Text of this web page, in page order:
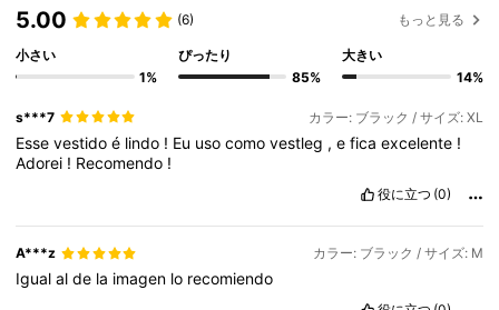
5.00 (6) もっと見る
小さい
1%
ぴったり
85%
大きい
14%
s***7 カラー: ブラック / サイズ: XL
Essevestidoé lindo ! Eu usocomovestleg ,eficaexcelente !
Adorei ! Recomendo !
役に立つ (0)
A***z カラー: ブラック / サイズ: M
Igualalde la imagen lo recomiendo